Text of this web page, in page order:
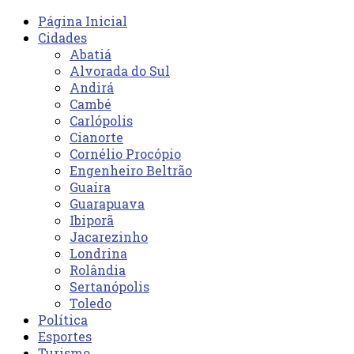
Página Inicial
Cidades
Abatiá
Alvorada do Sul
Andirá
Cambé
Carlópolis
Cianorte
Cornélio Procópio
Engenheiro Beltrão
Guaíra
Guarapuava
Ibiporã
Jacarezinho
Londrina
Rolândia
Sertanópolis
Toledo
Política
Esportes